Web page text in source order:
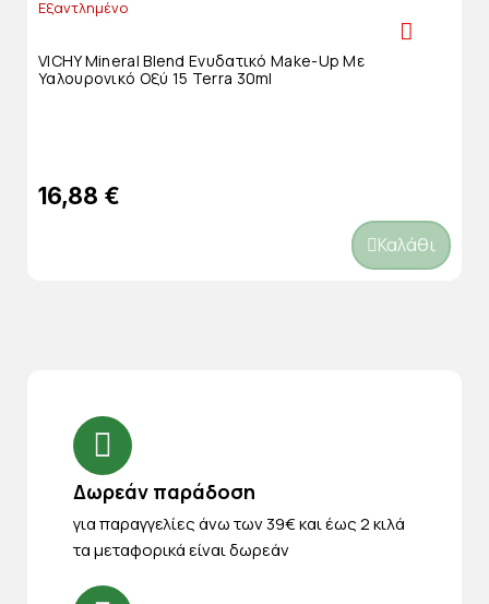
Εξαντλημένο
VICHY Mineral Blend Ενυδατικό Make-Up Με
Υαλουρονικό Οξύ 15 Terra 30ml
16,88 €
Καλάθι
Δωρεάν παράδοση
για παραγγελίες άνω των 39€ και έως 2 κιλά
τα μεταφορικά είναι δωρεάν